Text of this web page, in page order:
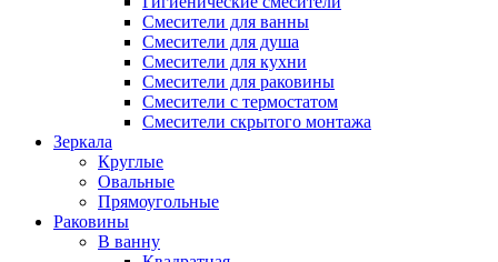
Смесители для ванны
Смесители для душа
Смесители для кухни
Смесители для раковины
Смесители с термостатом
Смесители скрытого монтажа
Зеркала
Круглые
Овальные
Прямоугольные
Раковины
В ванну